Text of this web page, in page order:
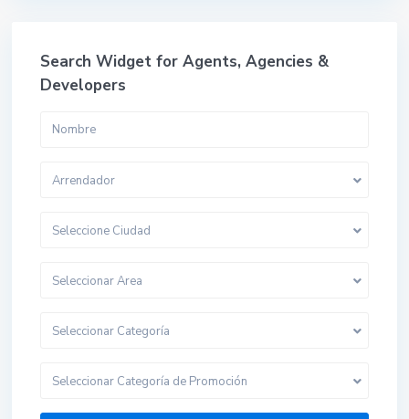
Search Widget for Agents, Agencies &
Developers
Arrendador
Seleccione Ciudad
Seleccionar Area
Seleccionar Categoría
Seleccionar Categoría de Promoción